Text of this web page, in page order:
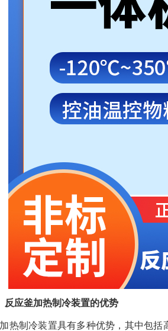
应釜加热制冷装置的优势
热制冷装置具有多种优势，其中包